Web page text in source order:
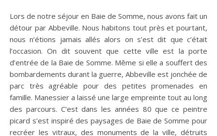
Lors de notre séjour en Baie de Somme, nous avons fait un
détour par Abbeville. Nous habitons tout près et pourtant,
nous n’étions jamais allés alors on s’est dit que c’était
l’occasion. On dit souvent que cette ville est la porte
d’entrée de la Baie de Somme. Même si elle a souffert des
bombardements durant la guerre, Abbeville est jonchée de
parc très agréable pour des petites promenades en
famille. Manessier a laissé une large empreinte tout au long
des parcours. C’est dans les années 80 que ce peintre
picard s’est inspiré des paysages de Baie de Somme pour
recréer les vitraux, des monuments de la ville, détruits